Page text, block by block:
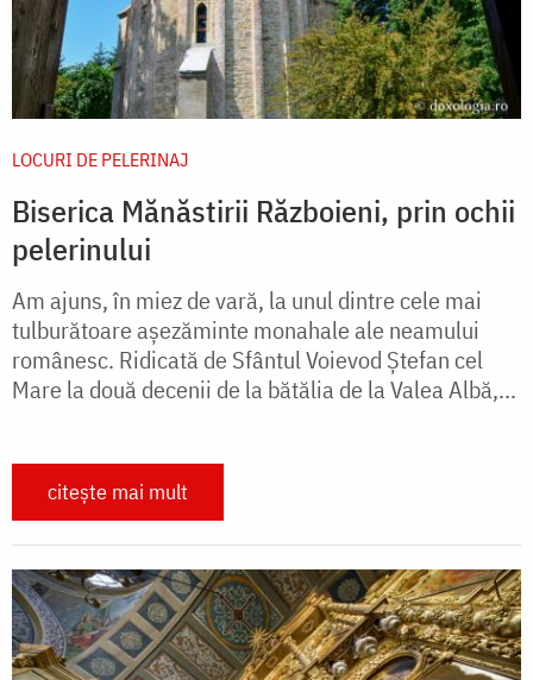
LOCURI DE PELERINAJ
Biserica Mănăstirii Războieni, prin ochii
pelerinului
Am ajuns, în miez de vară, la unul dintre cele mai
tulburătoare aşezăminte monahale ale neamului
românesc. Ridicată de Sfântul Voievod Ștefan cel
Mare la două decenii de la bătălia de la Valea Albă,...
citește mai mult